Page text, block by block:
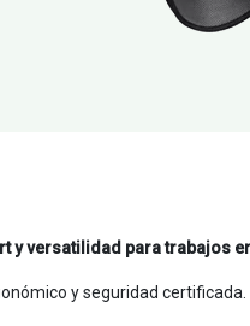
y versatilidad para trabajos
y seguridad certificada.